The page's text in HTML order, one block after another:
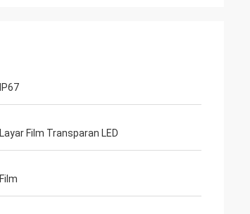
IP67
Layar Film Transparan LED
Film